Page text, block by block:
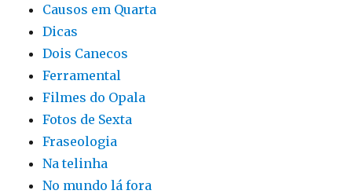
Causos em Quarta
Dicas
Dois Canecos
Ferramental
Filmes do Opala
Fotos de Sexta
Fraseologia
Na telinha
No mundo lá fora